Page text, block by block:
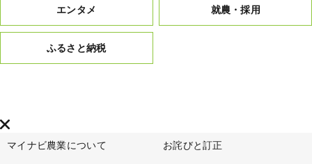
エンタメ 就農・採用
ふるさと納税
マイナビ農業について お詫びと訂正